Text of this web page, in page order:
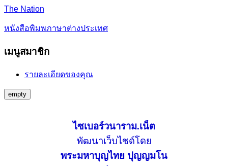
The Nation
หนังสือพิมพภาษาต่างประเทศ
เมนูสมาชิก
รายละเอียดของคุณ
empty
ไซเบอร์วนาราม.เน็ต
พัฒนาเว็บไชด์โดย
พระมหาบุญไทย ปุญญมโน